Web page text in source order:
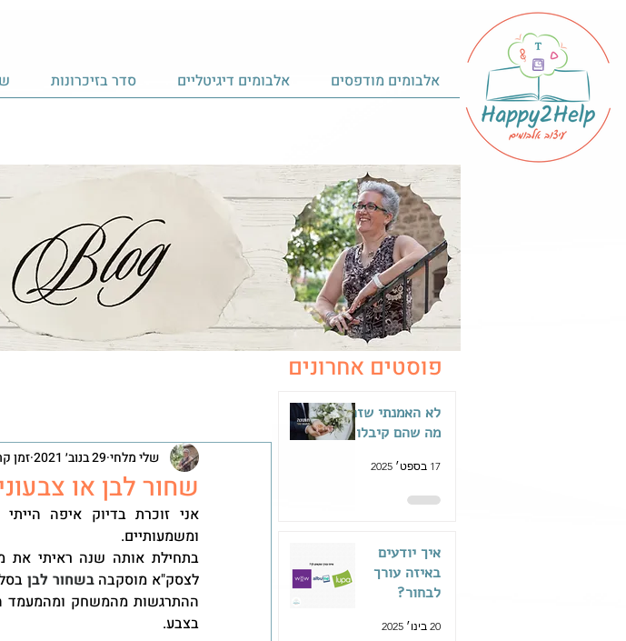
אלבומים מודפסים אלבומים דיגיטליים סדר בזיכרונות
שחור לבן או
שלי מלחי 29 בנוב׳ 2021 זמן
ומשמעותיים.
לצסק"א מוסקבה בשחור לבן
בצבע.
פוסטים אחרונים
לא האמנתי שזה
מה שהם קיבלו
17 בספט׳ 2025
איך יודעים
באיזה עורך
לבחור?
20 בינו׳ 2025